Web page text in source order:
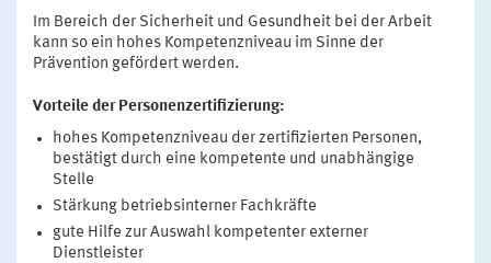
Im Bereich der Sicherheit und Gesundheit bei der Arbeit
kann so ein hohes Kompetenzniveau im Sinne der
Prävention gefördert werden.
Vorteile der Personenzertifizierung:
hohes Kompetenzniveau der zertifizierten Personen,
bestätigt durch eine kompetente und unabhängige
Stelle
Stärkung betriebsinterner Fachkräfte
gute Hilfe zur Auswahl kompetenter externer
Dienstleister